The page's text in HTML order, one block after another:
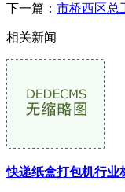
下一篇： 市桥西区总
相关新闻
快递纸盒打包机行业